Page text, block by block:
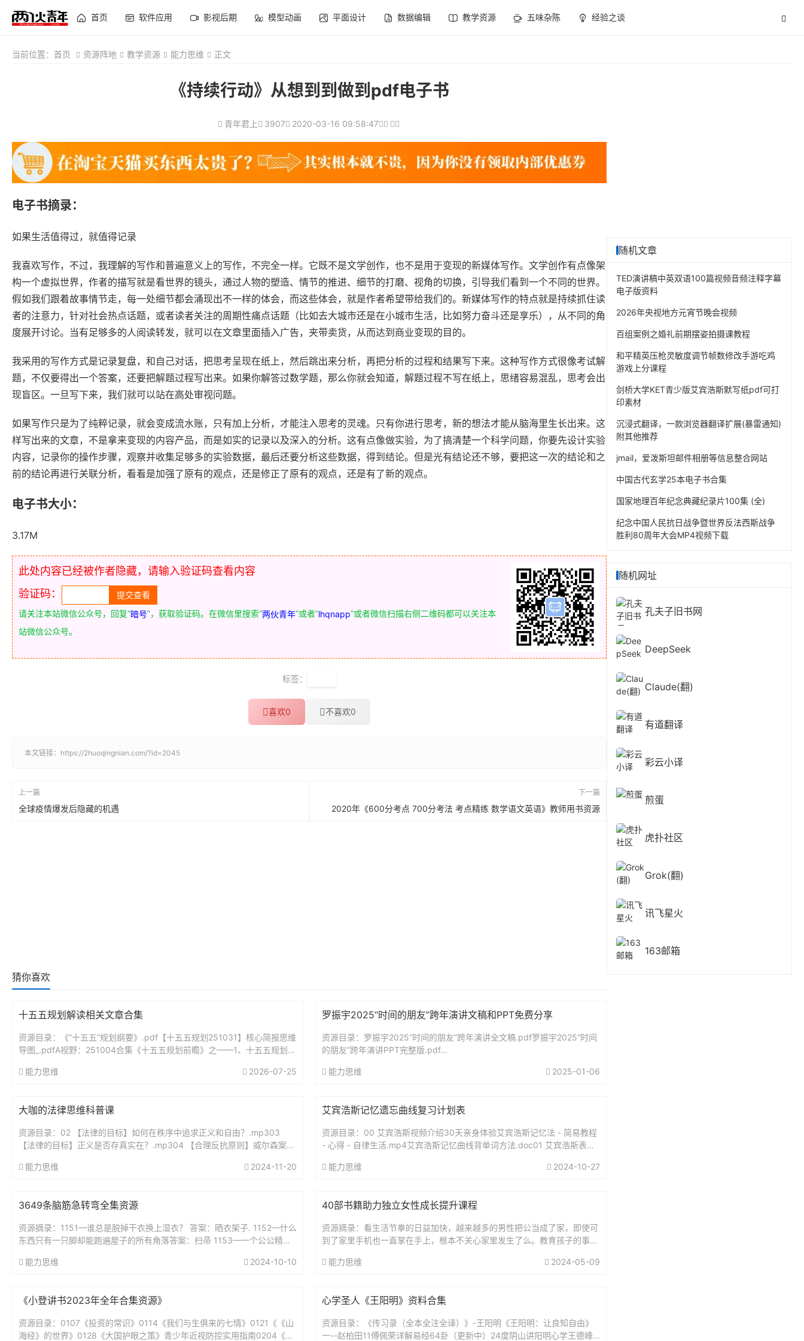
首页 软件应用 影视后期 模型动画 平面设计 数据编辑 教学资源 五味杂陈 经验之谈
当前位置： 首页 资源阵地 教学资源 能力思维 正文
《持续行动》从想到到做到pdf电子书
青年君上 3907 2020-03-16 09:58:47
电子书摘录：
如果生活值得过，就值得记录
我喜欢写作，不过，我理解的写作和普遍意义上的写作，不完全一样。它既不是文学创作，也不是用于变现的新媒体写作。文学创作有点像架
构一个虚拟世界，作者的描写就是看世界的镜头，通过人物的塑造、情节的推进、细节的打磨、视角的切换，引导我们看到一个不同的世界。
假如我们跟着故事情节走，每一处细节都会涌现出不一样的体会，而这些体会，就是作者希望带给我们的。新媒体写作的特点就是持续抓住读
者的注意力，针对社会热点话题，或者读者关注的周期性痛点话题（比如去大城市还是在小城市生活，比如努力奋斗还是享乐），从不同的角
度展开讨论。当有足够多的人阅读转发，就可以在文章里面插入广告，夹带卖货，从而达到商业变现的目的。
我采用的写作方式是记录复盘，和自己对话，把思考呈现在纸上，然后跳出来分析，再把分析的过程和结果写下来。这种写作方式很像考试解
题，不仅要得出一个答案，还要把解题过程写出来。如果你解答过数学题，那么你就会知道，解题过程不写在纸上，思绪容易混乱，思考会出
现盲区。一旦写下来，我们就可以站在高处审视问题。
如果写作只是为了纯粹记录，就会变成流水账，只有加上分析，才能注入思考的灵魂。只有你进行思考，新的想法才能从脑海里生长出来。这
样写出来的文章，不是拿来变现的内容产品，而是如实的记录以及深入的分析。这有点像做实验，为了搞清楚一个科学问题，你要先设计实验
内容，记录你的操作步骤，观察并收集足够多的实验数据，最后还要分析这些数据，得到结论。但是光有结论还不够，要把这一次的结论和之
前的结论再进行关联分析，看看是加强了原有的观点，还是修正了原有的观点，还是有了新的观点。
电子书大小：
3.17M
此处内容已经被作者隐藏，请输入验证码查看内容
验证码：
请关注本站微信公众号，回复“暗号”，获取验证码。在微信里搜索“两伙青年”或者“lhqnapp”或者微信扫描右侧二维码都可以关注本
站微信公众号。
标签：
喜欢0 不喜欢0
本文链接： https://2huoqingnian.com/?id=2045
上一篇
全球疫情爆发后隐藏的机遇
下一篇
2020年《600分考点 700分考法 考点精练 数学语文英语》教师用书资源
猜你喜欢
十五五规划解读相关文章合集
资源目录：《“十五五”规划纲要》.pdf【十五五规划251031】核心简报思维
导图_.pdfA视野：251004合集《十五五规划前瞻》之——1、十五五规划前
能力思维
2026-07-25
罗振宇2025“时间的朋友”跨年演讲文稿和PPT免费分享
资源目录：罗振宇2025“时间的朋友”跨年演讲全文稿.pdf罗振宇2025“时间
的朋友”跨年演讲PPT完整版.pdf...
能力思维 2025-01-06
大咖的法律思维科普课
资源目录：02 【法律的目标】如何在秩序中追求正义和自由？.mp303
【法律的目标】正义是否存真实在？.mp304 【合理反抗原则】威尔森案：
能力思维
2024-11-20
艾宾浩斯记忆遗忘曲线复习计划表
资源目录：00 艾宾浩斯视频介绍30天亲身体验艾宾浩斯记忆法 - 简易教程
- 心得 - 自律生活.mp4艾宾浩斯记忆曲线背单词方法.doc01 艾宾浩斯表格
能力思维
2024-10-27
3649条脑筋急转弯全集资源
资源摘录：1151—谁总是脱掉干衣换上湿衣？ 答案：晒衣架子. 1152—什么
东西只有一只脚却能跑遍屋子的所有角落答案：扫帚 1153—一个公公精神
能力思维
2024-10-10
40部书籍助力独立女性成长提升课程
资源摘录：看生活节拳的日益加快，越来越多的男性把公当成了家，即使可
到了家里手机也一直掌在手上，根本不关心家里发生了么。教育孩子的事，
严...能力思维 2024-05-09
《小登讲书2023年全年合集资源》
资源目录：0107《投资的常识》0114《我们与生俱来的七情》0121《《山
海经》的世界》0128《大国护眼之策》青少年近视防控实用指南0204《像
心学圣人《王阳明》资料合集
资源目录：《传习录（全本全注全译）》-王阳明《王阳明：让良知自由》
一--赵柏田11傅佩荣详解易经64卦（更新中）24度阴山讲阳明心学王德峰
随机文章
TED演讲稿中英双语100篇视频音频注释字幕
电子版资料
2026年央视地方元宵节晚会视频
百组案例之婚礼前期摆姿拍摄课教程
和平精英压枪灵敏度调节帧数修改手游吃鸡
游戏上分课程
剑桥大学KET青少版艾宾浩斯默写纸pdf可打
印素材
沉浸式翻译，一款浏览器翻译扩展(暴雷通知)
附其他推荐
jmail，爱泼斯坦邮件相册等信息整合网站
中国古代玄学25本电子书合集
国家地理百年纪念典藏纪录片100集 (全)
纪念中国人民抗日战争暨世界反法西斯战争
胜利80周年大会MP4视频下载
随机网址
孔夫子旧书网
DeepSeek
Claude(翻)
有道翻译
彩云小译
煎蛋
虎扑社区
Grok(翻)
讯飞星火
163邮箱